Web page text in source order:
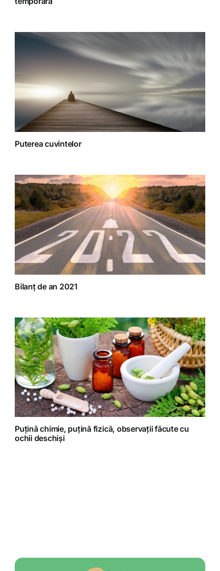
Puterea cuvintelor
Bilanț de an 2021
Puțină chimie, puțină fizică, observații făcute cu
ochii deschiși